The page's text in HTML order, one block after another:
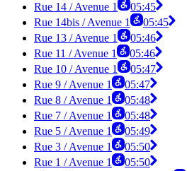
Rue 14 / Avenue 1
05:45
Rue 14bis / Avenue 1
05:45
Rue 13 / Avenue 1
05:46
Rue 11 / Avenue 1
05:46
Rue 10 / Avenue 1
05:47
Rue 9 / Avenue 1
05:47
Rue 8 / Avenue 1
05:48
Rue 7 / Avenue 1
05:48
Rue 5 / Avenue 1
05:49
Rue 3 / Avenue 1
05:50
Rue 1 / Avenue 1
05:50